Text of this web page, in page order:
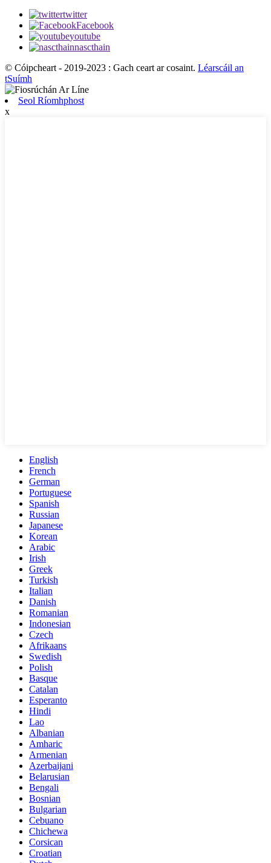
twitter
Facebook
youtube
nascthain
© Cóipcheart - 2019-2023 : Gach ceart ar cosaint. Léarscáil an
tSuímh
Seol Ríomhphost
x
English
French
German
Portuguese
Spanish
Russian
Japanese
Korean
Arabic
Irish
Greek
Turkish
Italian
Danish
Romanian
Indonesian
Czech
Afrikaans
Swedish
Polish
Basque
Catalan
Esperanto
Hindi
Lao
Albanian
Amharic
Armenian
Azerbaijani
Belarusian
Bengali
Bosnian
Bulgarian
Cebuano
Chichewa
Corsican
Croatian